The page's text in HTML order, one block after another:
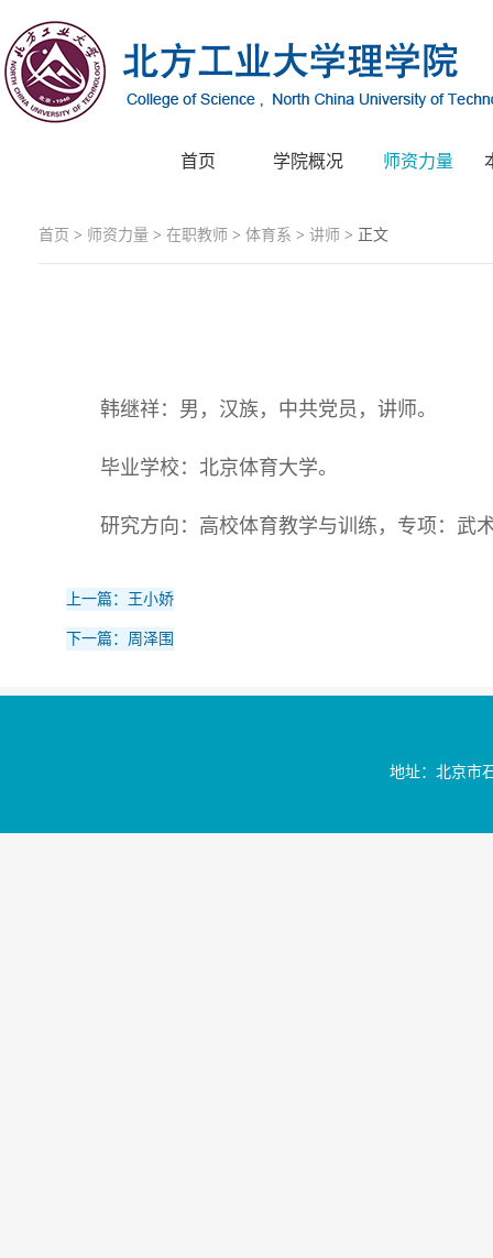
首页 学院概况 师资力量
首页 > 师资力量 > 在职教师 > 体育系 > 讲师 > 正文
韩继祥：男，汉族，中共党员，讲师。
毕业学校：北京体育大学。
研究方向：高校体育教学与训练，专项：武
上一篇：王小娇
下一篇：周泽围
地址：北京市